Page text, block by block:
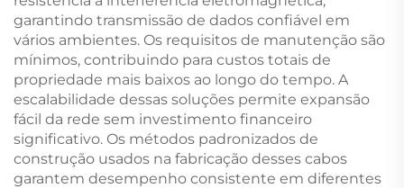
garantindo transmissão de dados confiável em
vários ambientes. Os requisitos de manutenção são
mínimos, contribuindo para custos totais de
propriedade mais baixos ao longo do tempo. A
escalabilidade dessas soluções permite expansão
fácil da rede sem investimento financeiro
significativo. Os métodos padronizados de
construção usados na fabricação desses cabos
garantem desempenho consistente em diferentes